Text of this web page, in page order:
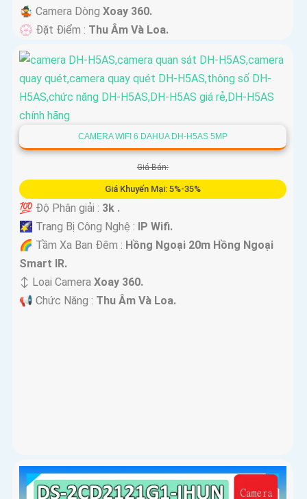
🤹 Camera Dòng Xoay 360.
️💮 Đặt Điểm : Thu Âm Và Loa.
CAMERA WIFI 6 DAHUA DH-H5AS 5MP
Giá Bán:
Giá Khuyến Mại: 5%-35%
💯 Độ Phân giải : 3k .
🌠 Trang Bị Công Nghệ : IP Wifi.
🌈 Tầm Xa Ban Đêm : Hồng Ngoại 20m Hồng Ngoại
Smart IR.
↕️ Loại Camera Xoay 360.
️📢 Chức Năng : Thu Âm Và Loa.